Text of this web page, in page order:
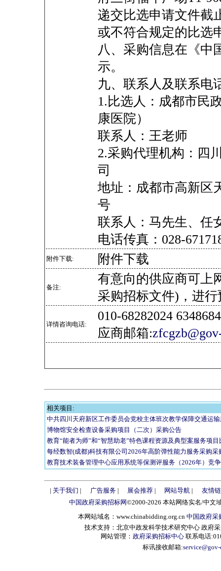
递交比选申请文件截
或不符合规定的比
八、采购信息在《中
示。
九、联系人及联系
1.比选人：成都市民
康医院）
联系人：王老师
2.采购代理机构：四
司
地址：成都市高新区
号
联系人：马先生、
电话传真：028-
附件下载: 附件下载
备注:
有意向的供应商可上
采购招标文件)，进
详情咨询电话:
010-68282024
应商邮箱:
相关项目:
中共四川天府新区工作委员会党校主体班次教学保障交通运
博物馆安全检查设备采购项目（二次）采购公告
教育“能者为师”和“智慧助老”特色课程资源及典型案服务项
每经数智(成都)科技有限公司2026年高阶弹性能力服务采购采
教育技术装备管理中心应用系统等保测评服务（2026年）竞
| 关于我们 | 广告服务| 展会推荐| 网站导航 |
友情
中国政府采购招标网©2000-2026 本站网络实名/中文
本网站域名：www.chinabidding.org.cn 中国政府采
技术支持：北京中政发科学技术研究中心 政府
网站管理： 政府采购招标中心 联系电话
标讯接收邮箱: